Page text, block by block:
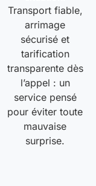
Transport fiable,
arrimage
sécurisé et
tarification
transparente dès
l’appel : un
service pensé
pour éviter toute
mauvaise
surprise.